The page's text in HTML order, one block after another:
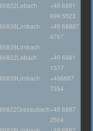
66822Lebach
+49 6881
899 5523
66839Limbach
+49 68887
6767
66839Limbach
66822Lebach
+49 6881
1377
66839Limbach
+496887
7354
66822Gresaubach+49 6887
2504